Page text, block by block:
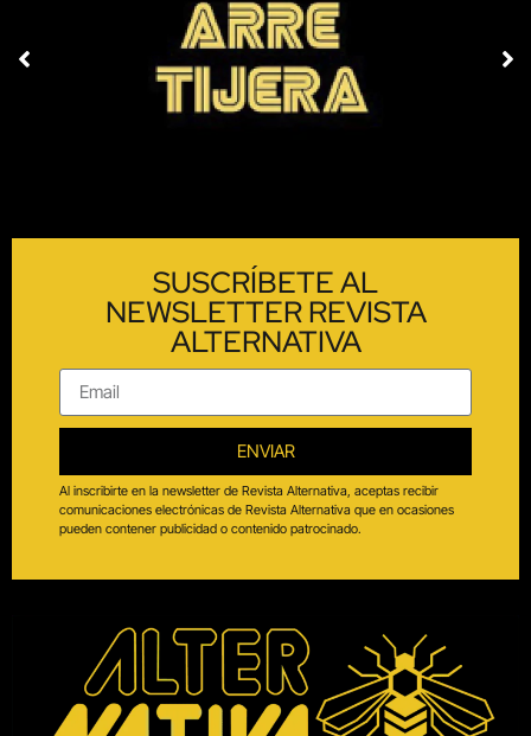
SUSCRÍBETE AL
NEWSLETTER REVISTA
ALTERNATIVA
ENVIAR
Al inscribirte en la newsletter de Revista Alternativa, aceptas recibir
comunicaciones electrónicas de Revista Alternativa que en ocasiones
pueden contener publicidad o contenido patrocinado.